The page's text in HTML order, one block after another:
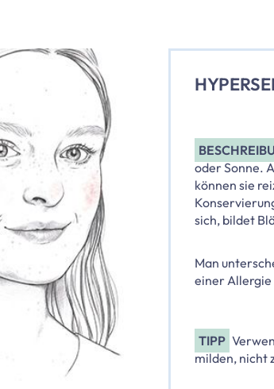
oder Sonne.
können sie
sich, bildet
Man
einer Allergie
TIPP
milden, nicht